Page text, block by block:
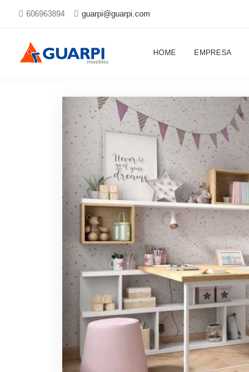
606963894 guarpi@guarpi.com
HOME EMPRESA